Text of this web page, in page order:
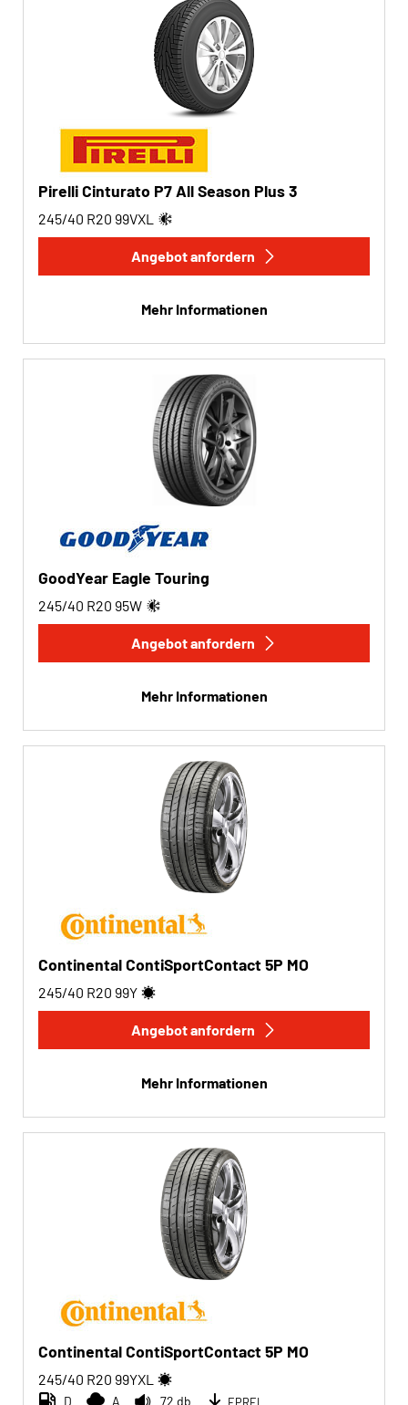
Pirelli Cinturato P7 All Season Plus 3
245/40 R20 99VXL
Angebot anfordern
Mehr Informationen
GoodYear Eagle Touring
245/40 R20 95W
Angebot anfordern
Mehr Informationen
Continental ContiSportContact 5P MO
245/40 R20 99Y
Angebot anfordern
Mehr Informationen
Continental ContiSportContact 5P MO
245/40 R20 99YXL
D A 72 db